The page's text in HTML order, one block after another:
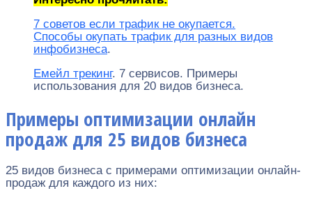
7 советов если трафик не окупается.
Способы окупать трафик для разных видов
инфобизнеса.
Емейл трекинг. 7 сервисов. Примеры
использования для 20 видов бизнеса.
Примеры оптимизации онлайн
продаж для 25 видов бизнеса
25 видов бизнеса с примерами оптимизации онлайн-
продаж для каждого из них: